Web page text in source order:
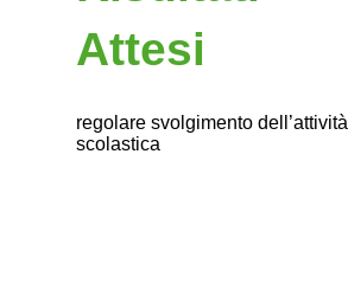
Attesi
regolare svolgimento dell’attività
scolastica